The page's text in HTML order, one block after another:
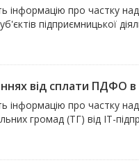
інформацію про частку
підприємницької
від сплати ПДФО
інформацію про частку
громад (ТГ) від ІТ-